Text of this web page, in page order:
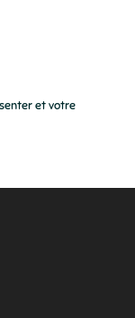
et votre